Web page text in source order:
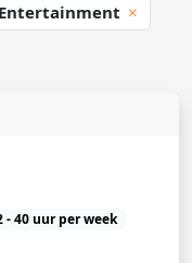
- 40 uur per week